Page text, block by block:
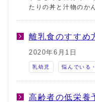
たりの丼と汁物のか
離乳食のすすめ
2020年6月1日
乳幼児 悩んでいる
高齢者の低栄養